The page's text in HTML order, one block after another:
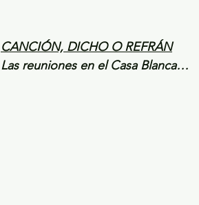
CANCIÓN, DICHO O REFRÁN
Las reuniones en el Casa Blanca…